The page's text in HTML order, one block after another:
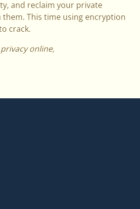
and reclaim your private
This time using encryption
crack.
online,